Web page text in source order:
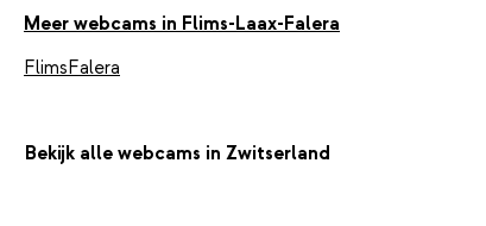
Meer webcams in Flims-Laax-Falera
FlimsFalera
Bekijk alle webcams in Zwitserland